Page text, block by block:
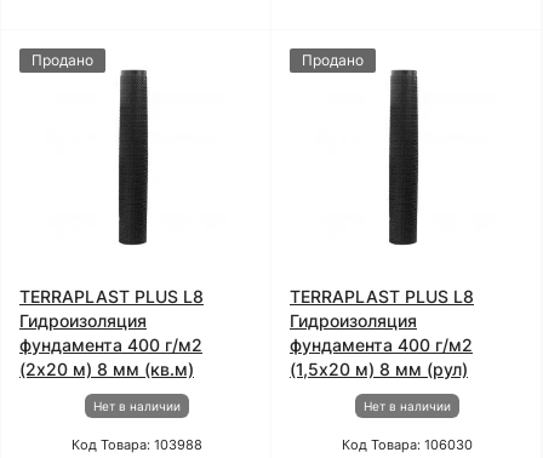
Продано
TERRAPLAST PLUS L8
Гидроизоляция
фундамента 400 г/м2
(2x20 м) 8 мм (кв.м)
Нет в наличии
Код Товара: 103988
Продано
TERRAPLAST PLUS L8
Гидроизоляция
фундамента 400 г/м2
(1,5x20 м) 8 мм (рул)
Нет в наличии
Код Товара: 106030